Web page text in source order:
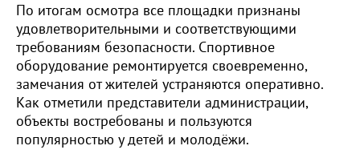
По итогам осмотра все площадки признаны
удовлетворительными и соответствующими
требованиям безопасности. Спортивное
оборудование ремонтируется своевременно,
замечания от жителей устраняются оперативно.
Как отметили представители администрации,
объекты востребованы и пользуются
популярностью у детей и молодёжи.